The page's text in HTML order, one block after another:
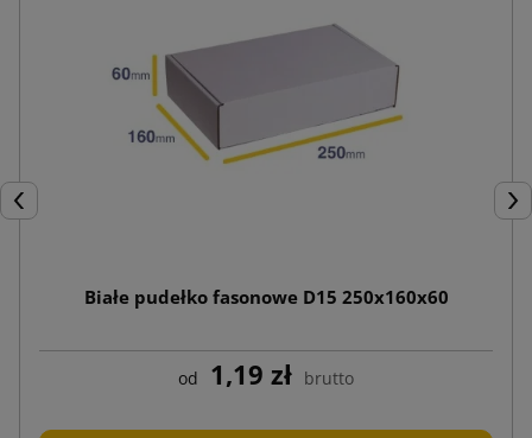
Poprzedni
Białe pudełko fasonowe D15 250x160x60
od 1,19 zł brutto